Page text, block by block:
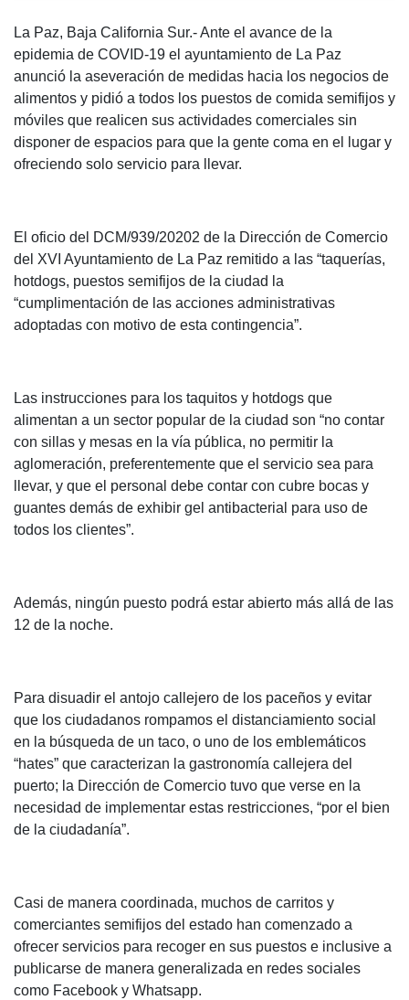
La Paz, Baja California Sur.- Ante el avance de la
epidemia de COVID-19 el ayuntamiento de La Paz
anunció la aseveración de medidas hacia los negocios de
alimentos y pidió a todos los puestos de comida semifijos y
móviles que realicen sus actividades comerciales sin
disponer de espacios para que la gente coma en el lugar y
ofreciendo solo servicio para llevar.
El oficio del DCM/939/20202 de la Dirección de Comercio
del XVI Ayuntamiento de La Paz remitido a las “taquerías,
hotdogs, puestos semifijos de la ciudad la
“cumplimentación de las acciones administrativas
adoptadas con motivo de esta contingencia”.
Las instrucciones para los taquitos y hotdogs que
alimentan a un sector popular de la ciudad son “no contar
con sillas y mesas en la vía pública, no permitir la
aglomeración, preferentemente que el servicio sea para
llevar, y que el personal debe contar con cubre bocas y
guantes demás de exhibir gel antibacterial para uso de
todos los clientes”.
Además, ningún puesto podrá estar abierto más allá de las
12 de la noche.
Para disuadir el antojo callejero de los paceños y evitar
que los ciudadanos rompamos el distanciamiento social
en la búsqueda de un taco, o uno de los emblemáticos
“hates” que caracterizan la gastronomía callejera del
puerto; la Dirección de Comercio tuvo que verse en la
necesidad de implementar estas restricciones, “por el bien
de la ciudadanía”.
Casi de manera coordinada, muchos de carritos y
comerciantes semifijos del estado han comenzado a
ofrecer servicios para recoger en sus puestos e inclusive a
publicarse de manera generalizada en redes sociales
como Facebook y Whatsapp.